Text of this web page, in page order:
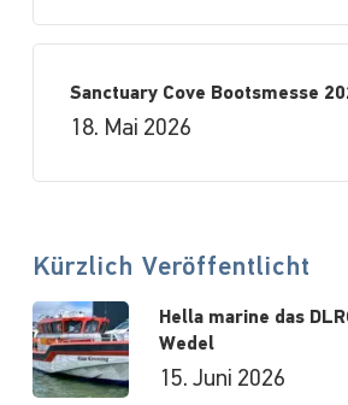
Sanctuary Cove Bootsmesse
18. Mai 2026
Kürzlich Veröffentlicht
Hella marine das
Wedel
15. Juni 2026